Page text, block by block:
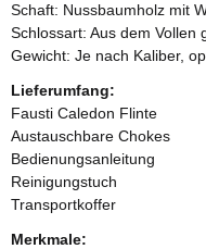
Schaft: Nussbaumholz mit
Schlossart: Aus dem Vollen
Gewicht: Je nach Kaliber,
Lieferumfang:
Fausti Caledon Flinte
Austauschbare Chokes
Bedienungsanleitung
Reinigungstuch
Transportkoffer
Merkmale: